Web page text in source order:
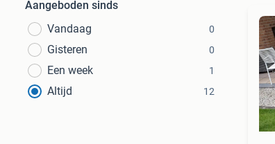
Aangeboden sinds
Vandaag
0
Gisteren 0
Een week 1
Altijd 12